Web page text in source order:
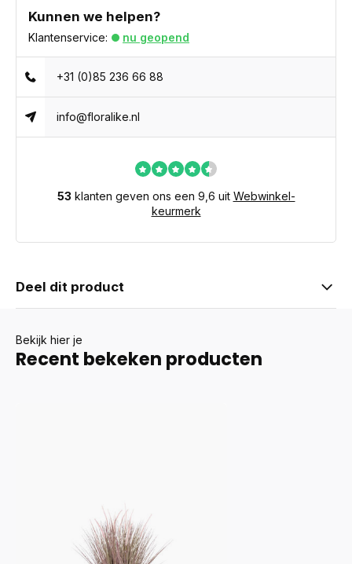
Kunnen we helpen?
Klantenservice: nu geopend
+31 (0)85 236 66 88
info@floralike.nl
53 klanten geven ons een 9,6 uit Webwinkel-
keurmerk
Deel dit product
Bekijk hier je
Recent bekeken producten